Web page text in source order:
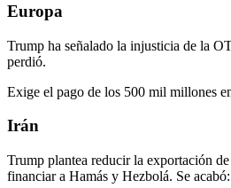
Europa
Trump ha señalado la injusticia de la
perdió.
Exige el pago de los 500 mil millones
Irán
Trump plantea reducir la exportación
financiar a Hamás y Hezbolá. Se